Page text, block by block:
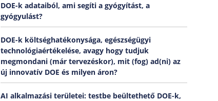
DOE-k adataiból, ami segíti a gyógyítást, a
gyógyulást?
DOE-k költséghatékonysága, egészségügyi
technológiaértékelése, avagy hogy tudjuk
megmondani (már tervezéskor), mit (fog) ad(ni) az
új innovatív DOE és milyen áron?
AI alkalmazási területei: testbe beültethető DOE-k,